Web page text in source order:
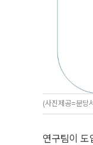
(사진제공=분당
연구팀이 도